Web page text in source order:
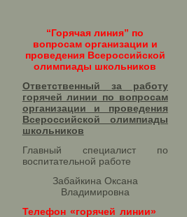
“Горячая линия” по
вопросам организации и
проведения Всероссийской
олимпиады школьников
Ответственный за работу
горячей линии по вопросам
организации и проведения
Всероссийской олимпиады
школьников​
Главный специалист по
воспитательной работе
Забайкина Оксана
Владимировна
Телефон «горячей линии»